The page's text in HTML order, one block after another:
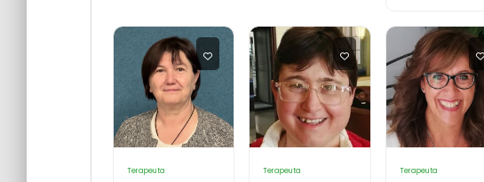
Terapeuta Terapeuta Terapeuta